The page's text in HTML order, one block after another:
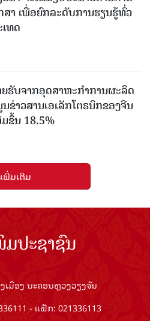
ສາ ເພື່ອຍົກລະດັບການຮຽນຮູ້ທົ່ວ
ທດ
ຮັບ​ຈາກ​ອຸດ​ສາ​ຫະ​ກຳ​ການ​ຜະ​ລິດ​
ຂ່າວສານ​ເອ​ເລັກ​ໂຕ​ຣ​ນິກ​ຂອງ​ຈີນ​
ຂຶ້ນ 18.5%
ເພີ່ມເຕີມ
ປະຊາຊົນ
ມືອງ ນະຄອນຫຼວງວຽງຈັນ
- ແຟັກ: 021336113